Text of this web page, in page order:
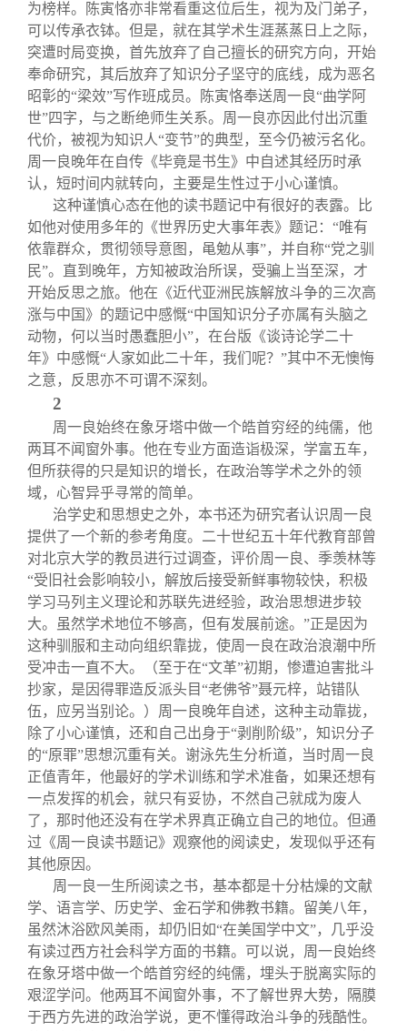
为榜样。陈寅恪亦非常看重这位后生，视为及门弟子，
可以传承衣钵。但是，就在其学术生涯蒸蒸日上之际，
突遭时局变换，首先放弃了自己擅长的研究方向，开始
奉命研究，其后放弃了知识分子坚守的底线，成为恶名
昭彰的“梁效”写作班成员。陈寅恪奉送周一良“曲学阿
世”四字，与之断绝师生关系。周一良亦因此付出沉重
代价，被视为知识人“变节”的典型，至今仍被污名化。
周一良晚年在自传《毕竟是书生》中自述其经历时承
认，短时间内就转向，主要是生性过于小心谨慎。
这种谨慎心态在他的读书题记中有很好的表露。比
如他对使用多年的《世界历史大事年表》题记：“唯有
依靠群众，贯彻领导意图，黾勉从事”，并自称“党之驯
民”。直到晚年，方知被政治所误，受骗上当至深，才
开始反思之旅。他在《近代亚洲民族解放斗争的三次高
涨与中国》的题记中感慨“中国知识分子亦属有头脑之
动物，何以当时愚蠢胆小”，在台版《谈诗论学二十
年》中感慨“人家如此二十年，我们呢？”其中不无懊悔
之意，反思亦不可谓不深刻。
2
周一良始终在象牙塔中做一个皓首穷经的纯儒，他
两耳不闻窗外事。他在专业方面造诣极深，学富五车，
但所获得的只是知识的增长，在政治等学术之外的领
域，心智异乎寻常的简单。
治学史和思想史之外，本书还为研究者认识周一良
提供了一个新的参考角度。二十世纪五十年代教育部曾
对北京大学的教员进行过调查，评价周一良、季羡林等
“受旧社会影响较小，解放后接受新鲜事物较快，积极
学习马列主义理论和苏联先进经验，政治思想进步较
大。虽然学术地位不够高，但有发展前途。”正是因为
这种驯服和主动向组织靠拢，使周一良在政治浪潮中所
受冲击一直不大。（至于在“文革”初期，惨遭迫害批斗
抄家，是因得罪造反派头目“老佛爷”聂元梓，站错队
伍，应另当别论。）周一良晚年自述，这种主动靠拢，
除了小心谨慎，还和自己出身于“剥削阶级”，知识分子
的“原罪”思想沉重有关。谢泳先生分析道，当时周一良
正值青年，他最好的学术训练和学术准备，如果还想有
一点发挥的机会，就只有妥协，不然自己就成为废人
了，那时他还没有在学术界真正确立自己的地位。但通
过《周一良读书题记》观察他的阅读史，发现似乎还有
其他原因。
周一良一生所阅读之书，基本都是十分枯燥的文献
学、语言学、历史学、金石学和佛教书籍。留美八年，
虽然沐浴欧风美雨，却仍旧如“在美国学中文”，几乎没
有读过西方社会科学方面的书籍。可以说，周一良始终
在象牙塔中做一个皓首穷经的纯儒，埋头于脱离实际的
艰涩学问。他两耳不闻窗外事，不了解世界大势，隔膜
于西方先进的政治学说，更不懂得政治斗争的残酷性。